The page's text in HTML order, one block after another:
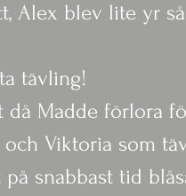
Alex blev lite yr
tävling!
då Madde förlora
och Viktoria som
snabbast tid